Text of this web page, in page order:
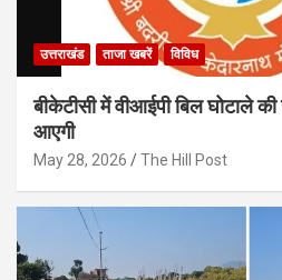
उत्तराखंड ताजा खबरें विविध
बीकेटीसी में वीआईपी बिल घोटाले की
आएगी
May 28, 2026 The Hill Post